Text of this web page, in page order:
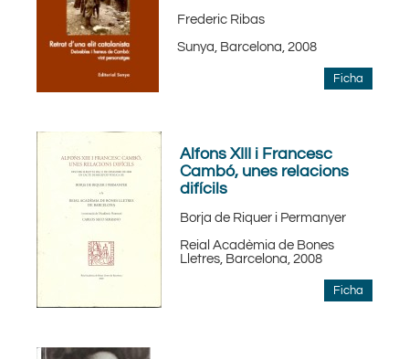
Frederic Ribas
Sunya, Barcelona, 2008
Ficha
Alfons XIII i Francesc
Cambó, unes relacions
difícils
Borja de Riquer i Permanyer
Reial Acadèmia de Bones
Lletres, Barcelona, 2008
Ficha